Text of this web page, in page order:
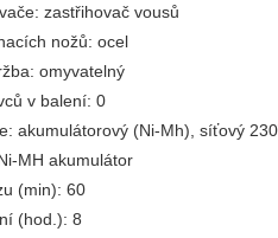
zastřihovač vousů
nožů: ocel
omyvatelný
v balení: 0
akumulátorový (Ni-Mh), síťový
MH akumulátor
(min): 60
(hod.): 8